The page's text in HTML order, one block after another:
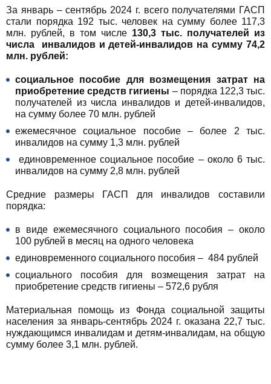
За январь – сентябрь 2024 г. всего получателями ГАСП
стали порядка 192 тыс. человек на сумму более 117,3
млн. рублей, в том числе 130,3 тыс. получателей из
числа инвалидов и детей-инвалидов на сумму74,2
млн. рублей:
социальное пособие для возмещения затрат на
приобретение средств гигиены – порядка 122,3 тыс.
получателей из числа инвалидов и детей-инвалидов,
на сумму более 70 млн. рублей
ежемесячное социальное пособие – более 2 тыс.
инвалидов на сумму 1,3 млн. рублей
единовременное социальное пособие – около 6 тыс.
инвалидов на сумму 2,8 млн. рублей
Средние размеры ГАСП для инвалидов составили
порядка:
в виде ежемесячного социального пособия – около
100 рублей в месяц на одного человека
единовременного социального пособия – 484 рублей
социального пособия для возмещения затрат на
приобретение средств гигиены – 572,6 рубля
Материальная помощь из Фонда социальной защиты
населения за январь-сентябрь 2024 г. оказана 22,7 тыс.
нуждающимся инвалидам и детям-инвалидам, на общую
сумму более 3,1 млн. рублей.